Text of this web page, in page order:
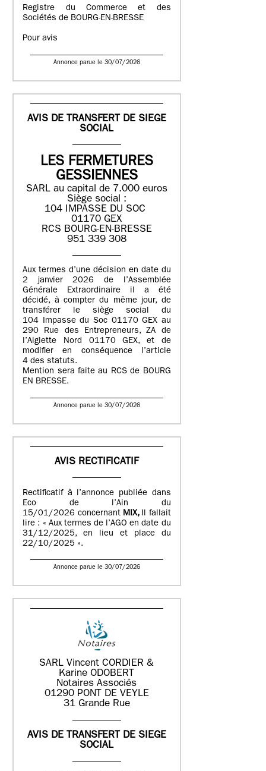
Registre du Commerce et des
Sociétés de BOURG-EN-BRESSE
Pour avis
Annonce parue le 30/07/2026
AVIS DE TRANSFERT DE SIEGE
SOCIAL
LES FERMETURES
GESSIENNES
SARL au capital de 7.000 euros
Siège social :
104 IMPASSE DU SOC
01170 GEX
RCS BOURG-EN-BRESSE
951 339 308
Aux termes d’une décision en date du
2 janvier 2026 de l’Assemblée
Générale Extraordinaire il a été
décidé, à compter du même jour, de
transférer le siège social du
104 Impasse du Soc 01170 GEX au
290 Rue des Entrepreneurs, ZA de
l’Aiglette Nord 01170 GEX, et de
modifier en conséquence l’article
4 des statuts.
Mention sera faite au RCS de BOURG
EN BRESSE.
Annonce parue le 30/07/2026
AVIS RECTIFICATIF
Rectificatif à l’annonce publiée dans
Eco de l’Ain du
15/01/2026 concernant MIX, Il fallait
lire : « Aux termes de l’AGO en date du
31/12/2025, en lieu et place du
22/10/2025 ».
Annonce parue le 30/07/2026
SARL Vincent CORDIER &
Karine ODOBERT
Notaires Associés
01290 PONT DE VEYLE
31 Grande Rue
AVIS DE TRANSFERT DE SIEGE
SOCIAL